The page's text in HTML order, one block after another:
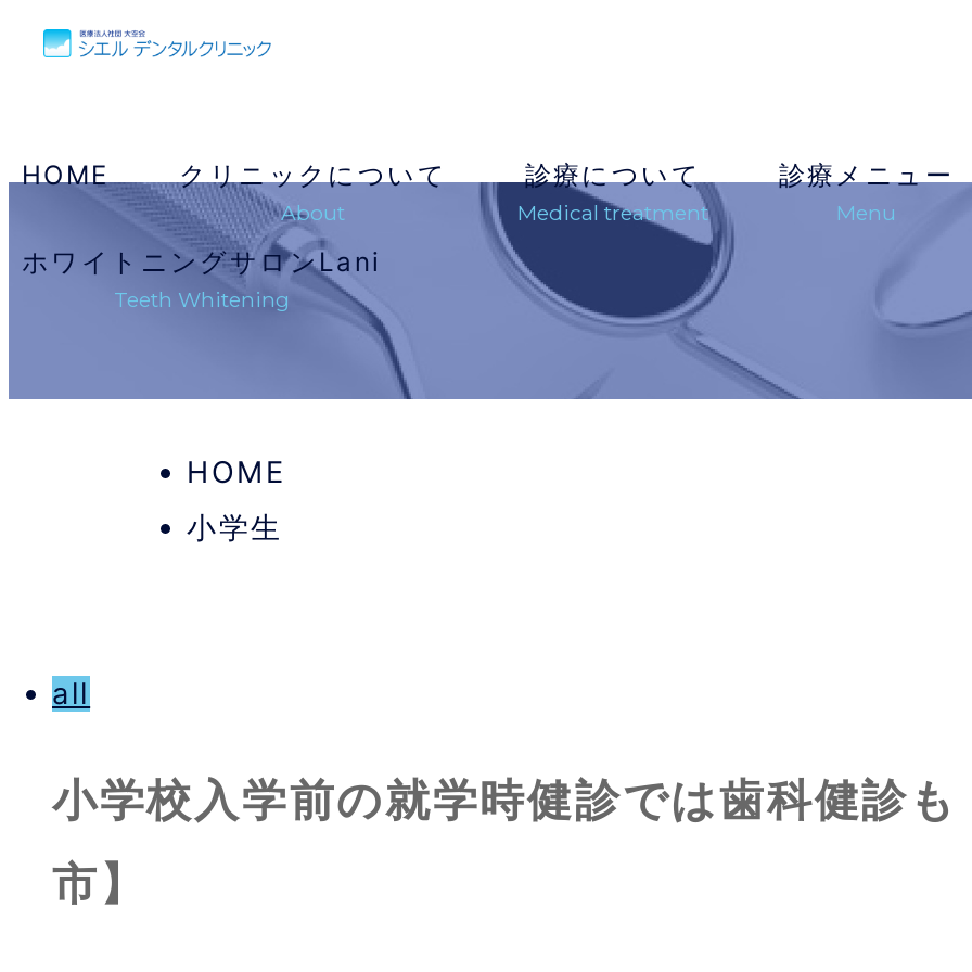
HOME クリニックについて
About
診療について
Medical treatment
診療メニュー
Menu
ホワイトニングサロンLani
Teeth Whitening
HOME
小学生
all
小学校入学前の就学時健診では歯科健診も
市】